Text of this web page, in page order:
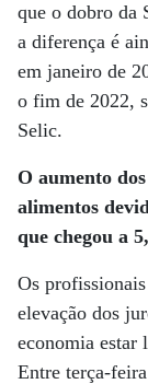
que o dobro da
a diferença é
em janeiro de
o fim de 2022,
Selic.
O aumento
alimentos
que chegou a
Os
elevação dos
economia estar
Entre terça-